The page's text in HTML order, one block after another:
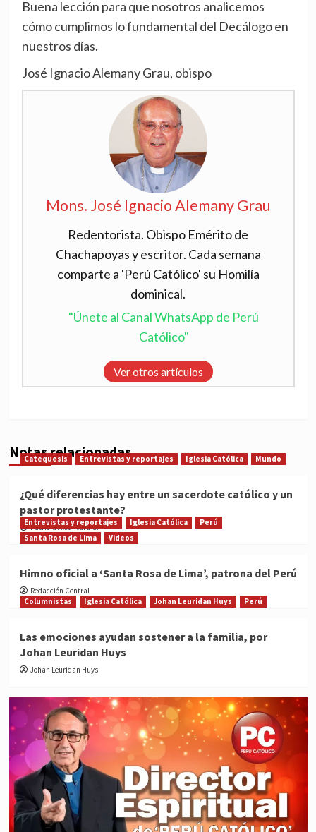
Buena lección para que nosotros analicemos
cómo cumplimos lo fundamental del Decálogo en
nuestros días.
José Ignacio Alemany Grau, obispo
Mons. José Ignacio Alemany Grau
Redentorista. Obispo Emérito de
Chachapoyas y escritor. Cada semana
comparte a 'Perú Católico' su Homilía
dominical.
"Únete al Canal WhatsApp de Perú
Católico"
Ver otros artículos
Notas relacionadas
Catequesis Entrevistas y reportajes Iglesia Católica Mundo
¿Qué diferencias hay entre un sacerdote católico y un
pastor protestante?
Patricia Alcántara C.
Entrevistas y reportajes Iglesia Católica
Perú
Santa Rosa de Lima
Videos
Himno oficial a ‘Santa Rosa de Lima’, patrona del Perú
Redacción Central
Columnistas
Iglesia Católica Johan Leuridan Huys Perú
Las emociones ayudan sostener a la familia, por
Johan Leuridan Huys
Johan Leuridan Huys